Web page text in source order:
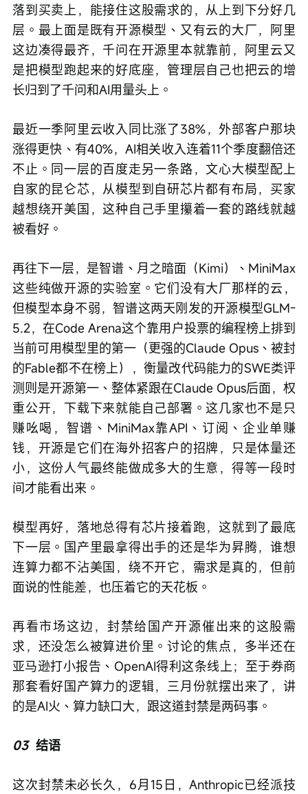
落到买卖上，能接住这股需求的，从上到下分好几
层。最上面是既有开源模型、又有云的大厂，阿里
这边凑得最齐，千问在开源里本就靠前，阿里云又
是把模型跑起来的好底座，管理层自己也把云的增
长归到了千问和AI用量头上。
最近一季阿里云收入同比涨了38%，外部客户那块
涨得更快、有40%，AI相关收入连着11个季度翻倍还
不止。同一层的百度走另一条路，文心大模型配上
自家的昆仑芯，从模型到自研芯片都有布局，买家
越想绕开美国，这种自己手里攥着一套的路线就越
被看好。
再往下一层，是智谱、月之暗面（Kimi）、MiniMax
这些纯做开源的实验室。它们没有大厂那样的云，
但模型本身不弱，智谱这两天刚发的开源模型GLM-
5.2，在Code Arena这个靠用户投票的编程榜上排到
当前可用模型里的第一（更强的Claude Opus、被封
的Fable都不在榜上），衡量改代码能力的SWE类评
测则是开源第一、整体紧跟在Claude Opus后面，权
重公开，下载下来就能自己部署。这几家也不是只
赚吆喝，智谱、MiniMax靠API、订阅、企业单赚
钱，开源是它们在海外招客户的招牌，只是体量还
小，这份人气最终能做成多大的生意，得等一段时
间才能看出来。
模型再好，落地总得有芯片接着跑，这就到了最底
下一层。国产里最拿得出手的还是华为昇腾，谁想
连算力都不沾美国，绕不开它，需求是真的，但前
面说的性能差，也压着它的天花板。
再看市场这边，封禁给国产开源催出来的这股需
求，还没怎么被算进价里。讨论的焦点，多半还在
亚马逊打小报告、OpenAI得利这条线上；至于券商
那套看好国产算力的逻辑，三月份就摆出来了，讲
的是AI火、算力缺口大，跟这道封禁是两码事。
03 结语
这次封禁未必长久，6月15日，Anthropic已经派技